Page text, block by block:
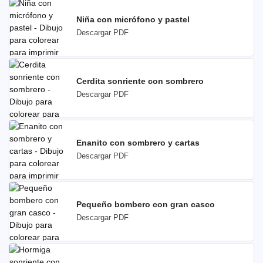
Niña con micrófono y pastel
Descargar PDF
Cerdita sonriente con sombrero
Descargar PDF
Enanito con sombrero y cartas
Descargar PDF
Pequeño bombero con gran casco
Descargar PDF